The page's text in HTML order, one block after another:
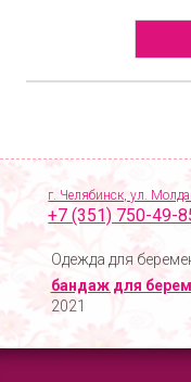
г. Челябинск, ул.
+7 (351) 750-49-
Одежда для
бандаж для
2021